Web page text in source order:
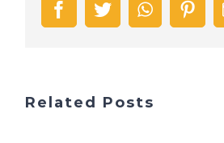
facebooktwitterwhatsapp
Related Posts